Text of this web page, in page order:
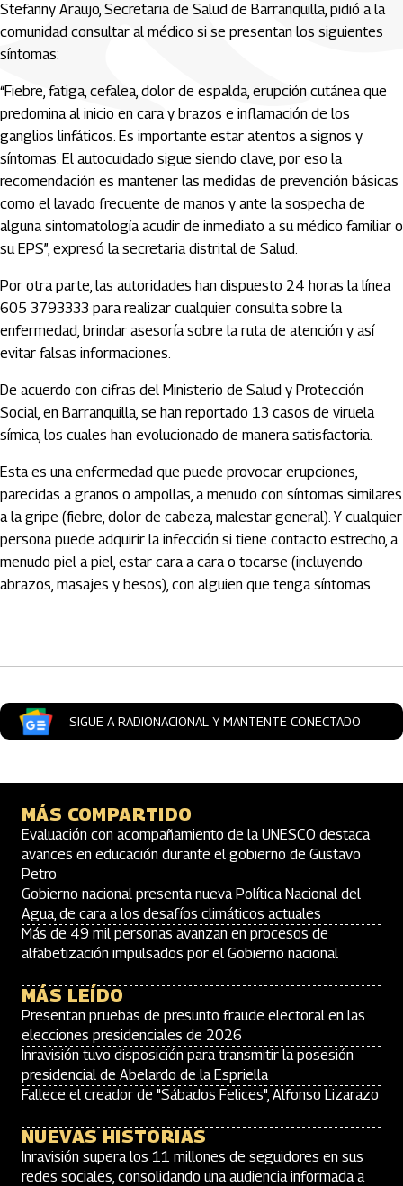
Stefanny Araujo, Secretaria de Salud de Barranquilla, pidió a la
comunidad consultar al médico si se presentan los siguientes
síntomas:
“Fiebre, fatiga, cefalea, dolor de espalda, erupción cutánea que
predomina al inicio en cara y brazos e inflamación de los
ganglios linfáticos. Es importante estar atentos a signos y
síntomas. El autocuidado sigue siendo clave, por eso la
recomendación es mantener las medidas de prevención básicas
como el lavado frecuente de manos y ante la sospecha de
alguna sintomatología acudir de inmediato a su médico familiar o
su EPS”, expresó la secretaria distrital de Salud.
Por otra parte, las autoridades han dispuesto 24 horas la línea
605 3793333 para realizar cualquier consulta sobre la
enfermedad, brindar asesoría sobre la ruta de atención y así
evitar falsas informaciones.
De acuerdo con cifras del Ministerio de Salud y Protección
Social, en Barranquilla, se han reportado 13 casos de viruela
símica, los cuales han evolucionado de manera satisfactoria.
Esta es una enfermedad que puede provocar erupciones,
parecidas a granos o ampollas, a menudo con síntomas similares
a la gripe (fiebre, dolor de cabeza, malestar general). Y cualquier
persona puede adquirir la infección si tiene contacto estrecho, a
menudo piel a piel, estar cara a cara o tocarse (incluyendo
abrazos, masajes y besos), con alguien que tenga síntomas.
SIGUE A RADIONACIONAL Y MANTENTE CONECTADO
MÁS COMPARTIDO
Evaluación con acompañamiento de la UNESCO destaca
avances en educación durante el gobierno de Gustavo
Petro
Gobierno nacional presenta nueva Política Nacional del
Agua, de cara a los desafíos climáticos actuales
Más de 49 mil personas avanzan en procesos de
alfabetización impulsados por el Gobierno nacional
MÁS LEÍDO
Presentan pruebas de presunto fraude electoral en las
elecciones presidenciales de 2026
Inravisión tuvo disposición para transmitir la posesión
presidencial de Abelardo de la Espriella
Fallece el creador de "Sábados Felices", Alfonso Lizarazo
NUEVAS HISTORIAS
Inravisión supera los 11 millones de seguidores en sus
redes sociales, consolidando una audiencia informada a